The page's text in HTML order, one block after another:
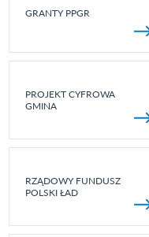
GRANTY PPGR
PROJEKT CYFROWA
GMINA
RZĄDOWY FUNDUSZ
POLSKI ŁAD